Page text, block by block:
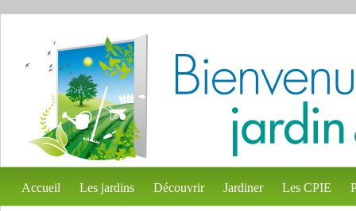
Accueil Les jardins Découvrir Jardiner Les CPIE